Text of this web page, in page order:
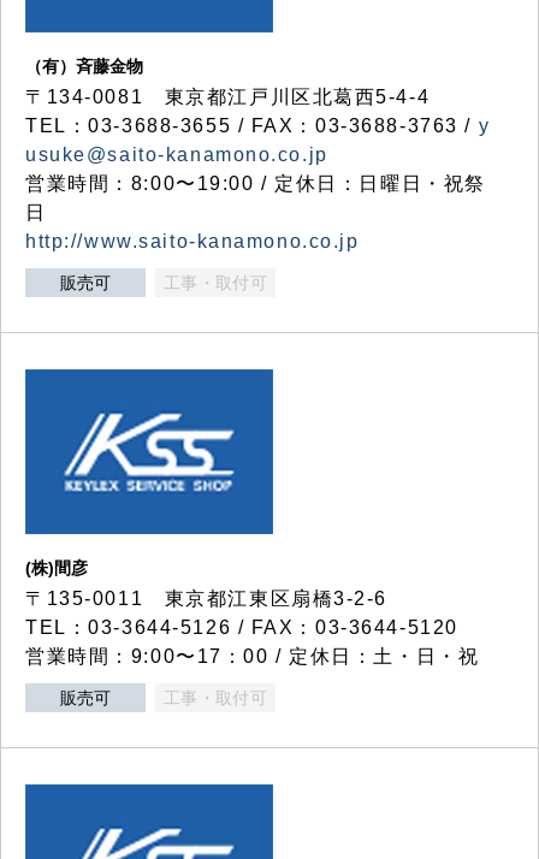
（有）斉藤金物
〒134-0081 東京都江戸川区北葛西5-4-4
TEL：03-3688-3655 / FAX：03-3688-3763 / y
usuke@saito-kanamono.co.jp
営業時間：8:00〜19:00 / 定休日：日曜日・祝祭
日
http://www.saito-kanamono.co.jp
販売可 工事・取付可
(株)間彦
〒135-0011 東京都江東区扇橋3-2-6
TEL：03-3644-5126 / FAX：03-3644-5120
営業時間：9:00〜17：00 / 定休日：土・日・祝
販売可 工事・取付可